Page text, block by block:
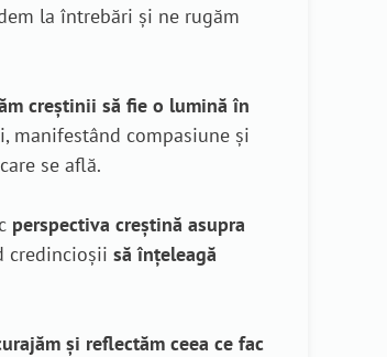
la întrebări și ne rugăm
creștinii să fie o lumină în
manifestând compasiune și
se află.
perspectiva creștină asupra
credincioșii să înțeleagă
și reflectăm ceea ce fac